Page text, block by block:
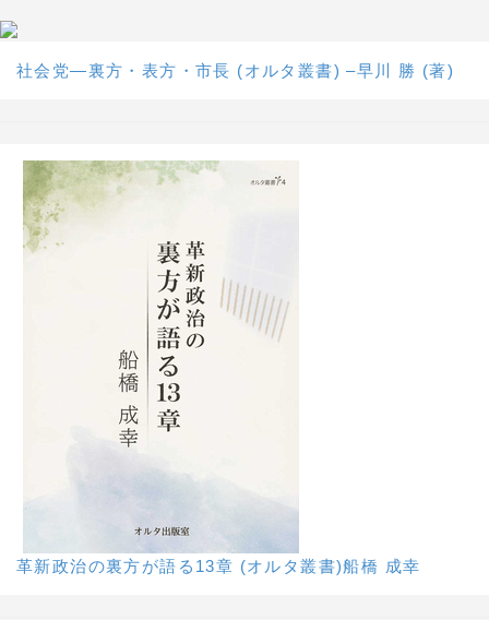
社会党―裏方・表方・市長 (オルタ叢書) –早川 勝 (著)
革新政治の裏方が語る13章 (オルタ叢書)船橋 成幸